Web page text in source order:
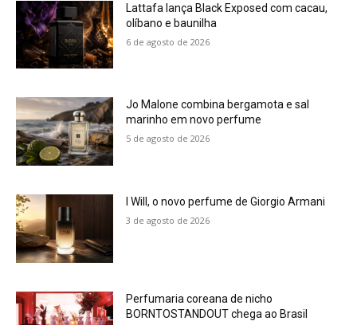
Lattafa lança Black Exposed com cacau,
olíbano e baunilha
6 de agosto de 2026
Jo Malone combina bergamota e sal
marinho em novo perfume
5 de agosto de 2026
I Will, o novo perfume de Giorgio Armani
3 de agosto de 2026
Perfumaria coreana de nicho
BORNTOSTANDOUT chega ao Brasil